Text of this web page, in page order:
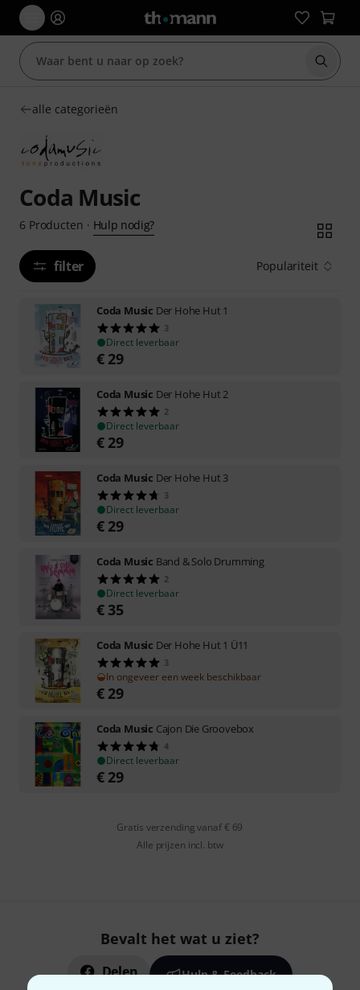
Zoek
alle categorieën
Coda Music
6 Producten · Hulp nodig?
filter Populariteit
Coda Music Der Hohe Hut 1
3
Direct leverbaar
€ 29
Coda Music Der Hohe Hut 2
2
Direct leverbaar
€ 29
Coda Music Der Hohe Hut 3
3
Direct leverbaar
€ 29
Coda Music Band & Solo Drumming
2
Direct leverbaar
€ 35
Coda Music Der Hohe Hut 1 Ü11
3
In ongeveer een week beschikbaar
€ 29
Coda Music Cajon Die Groovebox
4
Direct leverbaar
€ 29
Gratis verzending vanaf € 69
Alle prijzen incl. btw
Bevalt het wat u ziet?
Delen Hulp & Feedback